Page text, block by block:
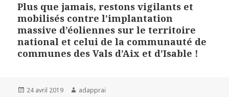
Plus que jamais, restons vigilants et
mobilisés contre l’implantation
massive d’éoliennes sur le territoire
national et celui de la communauté de
communes des Vals d’Aix et d’Isable !
Publié
24 avril 2019 Auteur
adapprai